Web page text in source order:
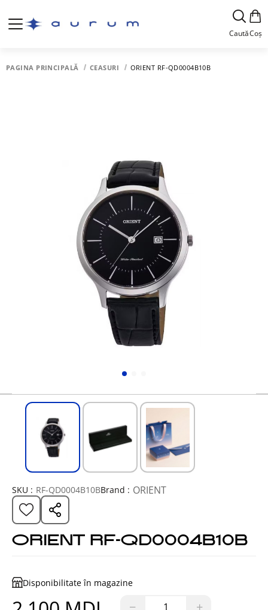
CautăCoș
PAGINA PRINCIPALĂ CEASURI ORIENT RF-QD0004B10B
SKU : RF-QD0004B10BBrand : ORIENT
ORIENT RF-QD0004B10B
Disponibilitate în magazine
− +